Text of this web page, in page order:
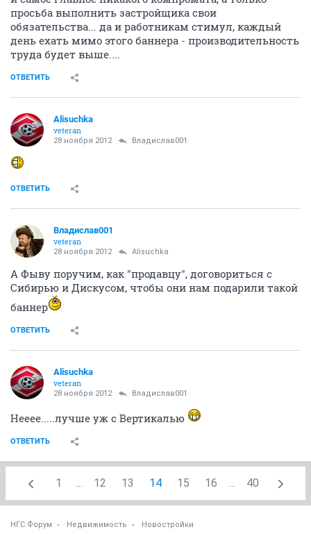
просьба выполнить застройщика свои
обязательства... да и работникам стимул, каждый
день ехать мимо этого баннера - производительность
труда будет выше....
ОТВЕТИТЬ
Alisuchka
veteran
28 ноября 2012 Владислав001
ОТВЕТИТЬ
Владислав001
veteran
28 ноября 2012 Alisuchka
А Фыву поручим, как "продавцу", договориться с
Сибирью и Дискусом, чтобы они нам подарили такой
баннер
ОТВЕТИТЬ
Alisuchka
veteran
28 ноября 2012 Владислав001
Нееее.....лучше уж с Вертикалью
ОТВЕТИТЬ
1 ... 12 13 14 15 16 ... 40
НГС.Форум Недвижимость Новостройки